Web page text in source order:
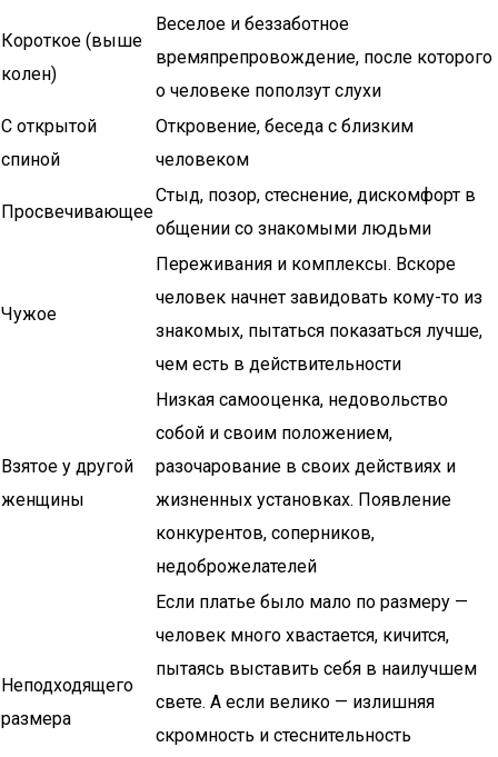
Короткое (выше
колен)
Веселое и беззаботное
времяпрепровождение, после которого
о человеке поползут слухи
С открытой
спиной
Откровение, беседа с близким
человеком
Просвечивающее
Стыд, позор, стеснение, дискомфорт в
общении со знакомыми людьми
Чужое
Переживания и комплексы. Вскоре
человек начнет завидовать кому-то из
знакомых, пытаться показаться лучше,
чем есть в действительности
Взятое у другой
женщины
Низкая самооценка, недовольство
собой и своим положением,
разочарование в своих действиях и
жизненных установках. Появление
конкурентов, соперников,
недоброжелателей
Неподходящего
размера
Если платье было мало по размеру —
человек много хвастается, кичится,
пытаясь выставить себя в наилучшем
свете. А если велико — излишняя
скромность и стеснительность